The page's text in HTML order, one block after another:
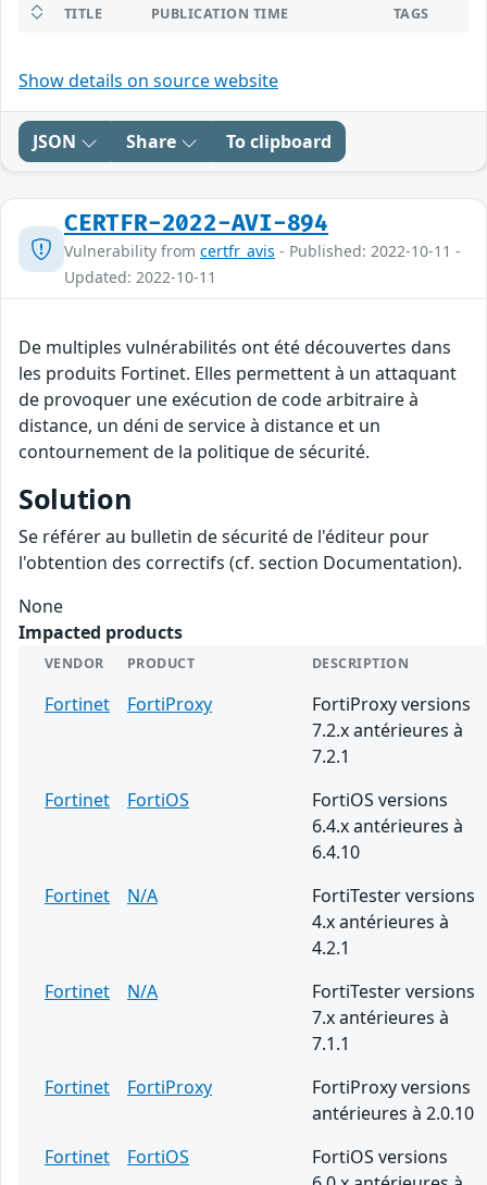
TITLE PUBLICATION TIME TAGS
Show details on source website
JSON Share To clipboard
CERTFR-2022-AVI-894
Vulnerability from certfr_avis - Published: 2022-10-11 -
Updated: 2022-10-11
De multiples vulnérabilités ont été découvertes dans
les produits Fortinet. Elles permettent à un attaquant
de provoquer une exécution de code arbitraire à
distance, un déni de service à distance et un
contournement de la politique de sécurité.
Solution
Se référer au bulletin de sécurité de l'éditeur pour
l'obtention des correctifs (cf. section Documentation).
None
Impacted products
VENDOR PRODUCT DESCRIPTION
Fortinet FortiProxy
FortiProxy versions
7.2.x antérieures à
7.2.1
Fortinet
FortiOS
FortiOS versions
6.4.x antérieures à
6.4.10
Fortinet
N/A
FortiTester versions
4.x antérieures à
4.2.1
Fortinet
N/A
FortiTester versions
7.x antérieures à
7.1.1
Fortinet
FortiProxy
FortiProxy versions
antérieures à 2.0.10
Fortinet
FortiOS
FortiOS versions